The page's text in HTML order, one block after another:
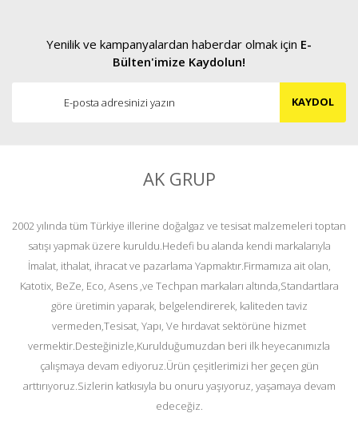
Yenilik ve kampanyalardan haberdar olmak için E-
Bülten'imize Kaydolun!
KAYDOL
AK GRUP
2002 yılında tüm Türkiye illerine doğalgaz ve tesisat malzemeleri toptan
satışı yapmak üzere kuruldu.Hedefi bu alanda kendi markalarıyla
İmalat, ithalat, ihracat ve pazarlama Yapmaktır.Firmamıza ait olan,
Katotix, BeZe, Eco, Asens ,ve Techpan markaları altında,Standartlara
göre üretimin yaparak, belgelendirerek, kaliteden taviz
vermeden,Tesisat, Yapı, Ve hırdavat sektörüne hizmet
vermektir.Desteğinizle,Kurulduğumuzdan beri ilk heyecanımızla
çalışmaya devam ediyoruz.Ürün çeşitlerimizi her geçen gün
arttırıyoruz.Sizlerin katkısıyla bu onuru yaşıyoruz, yaşamaya devam
edeceğiz.